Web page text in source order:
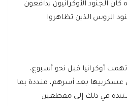
الجنود الأوكرانيون يدافعون
الروس الذين تظاهروا
أوكرانيا قبل نحو أسبوع،
بعد أسرهم، منددة بما
في ذلك إلى مقطعين